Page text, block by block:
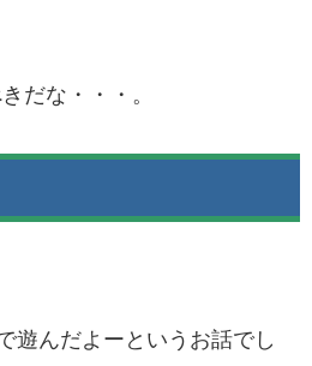
だな・・・。
遊んだよーというお話でし